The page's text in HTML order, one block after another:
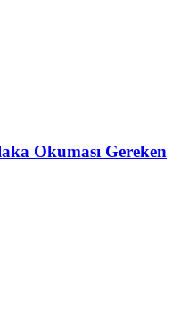
Okuması Gereken